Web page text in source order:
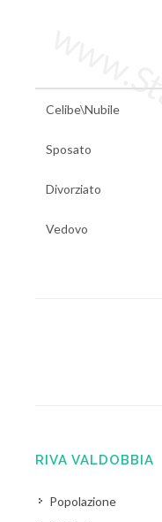
Celibe\Nubile
Sposato
Divorziato
Vedovo
RIVA VALDOBBIA
Popolazione